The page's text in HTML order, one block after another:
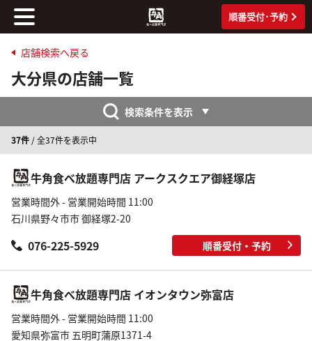
順番受付･予約
店舗検索へ戻る
大分県の店舗一覧
検索条件を表示
37件 / 全37件を表示中
牛角食べ放題専門店 アークスクエア御経塚店
営業時間外 - 営業開始時間 11:00
石川県野々市市 御経塚2-20
076-225-5929 順番受付・予約
牛角食べ放題専門店 イオンタウン弥富店
営業時間外 - 営業開始時間 11:00
愛知県弥富市 五明町蒲原1371-4